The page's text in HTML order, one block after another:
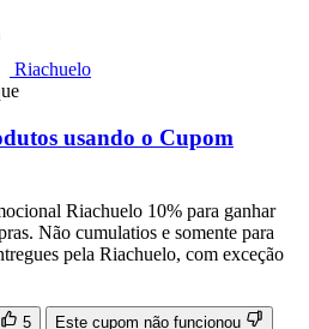
Riachuelo
usando o Cupom
Riachuelo 10% para ganhar
Não cumulatios e somente para
pela Riachuelo, com exceção
5 Este cupom não funcionou